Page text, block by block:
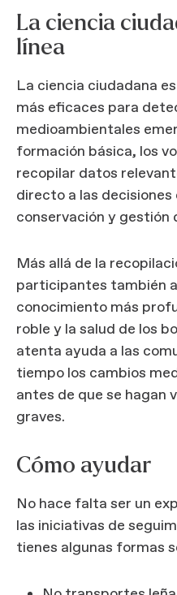
La ciencia
línea
La ciencia ciudadana
más eficaces para
medioambientales
formación básica, los
recopilar datos
directo a las
conservación y gestión
Más allá de la
participantes también
conocimiento más
roble y la salud de los
atenta ayuda a las
tiempo los cambios
antes de que se hagan
graves.
Cómo ayudar
No hace falta ser un
las iniciativas de
tienes algunas formas